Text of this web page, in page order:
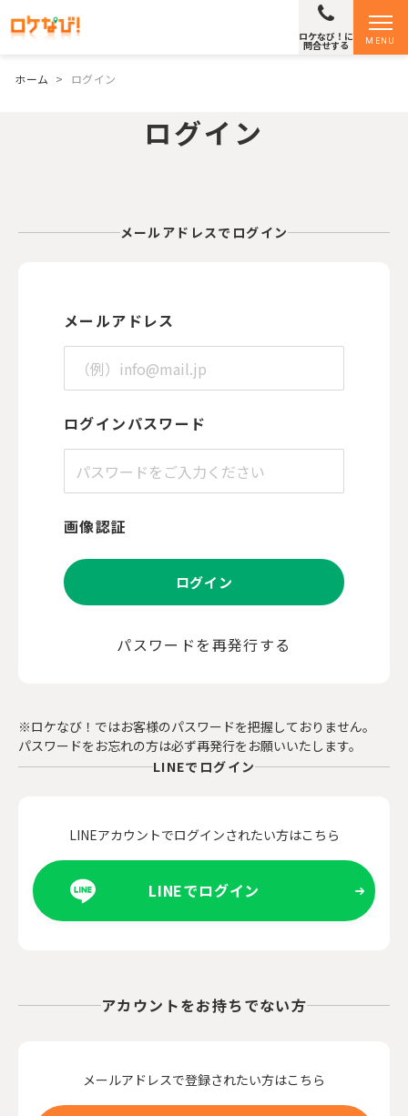
MENU
ロケなび！に
問合せする
ホーム > ログイン
ログイン
メールアドレスでログイン
メールアドレス
ログインパスワード
画像認証
ログイン
パスワードを再発行する
※ロケなび！ではお客様のパスワードを把握しておりません。
パスワードをお忘れの方は必ず再発行をお願いいたします。
LINEでログイン
LINEアカウントでログインされたい方はこちら
LINEでログイン
アカウントをお持ちでない方
メールアドレスで登録されたい方はこちら